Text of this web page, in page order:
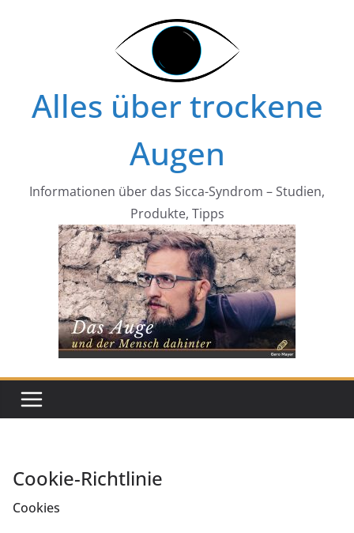
Alles über trockene
Augen
Informationen über das Sicca-Syndrom – Studien,
Produkte, Tipps
Cookie-Richtlinie
Cookies